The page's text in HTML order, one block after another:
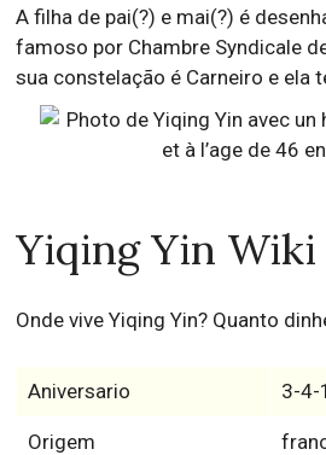
A filha de pai(?) e mai(?) é
famoso por Chambre Syndicale
sua constelação é Carneiro e ela
Yiqing Yin Wiki
Onde vive Yiqing Yin? Quanto
Aniversario 3-4-
Origem